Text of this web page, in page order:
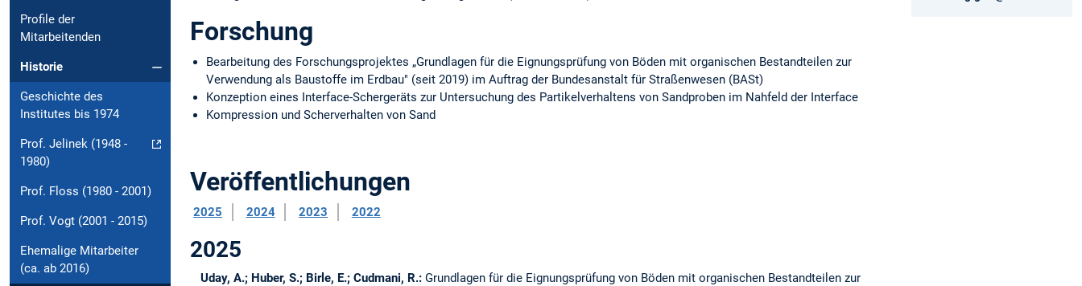
Profile der
Mitarbeitenden
Historie
Geschichte des
Institutes bis 1974
Prof. Jelinek (1948 -
1980)
Prof. Floss (1980 - 2001)
Prof. Vogt (2001 - 2015)
Ehemalige Mitarbeiter
(ca. ab 2016)
Forschung
Bearbeitung des Forschungsprojektes „Grundlagen für die Eignungsprüfung von Böden mit organischen Bestandteilen zur
Verwendung als Baustoffe im Erdbau" (seit 2019) im Auftrag der Bundesanstalt für Straßenwesen (BASt)
Konzeption eines Interface-Schergeräts zur Untersuchung des Partikelverhaltens von Sandproben im Nahfeld der Interface
Kompression und Scherverhalten von Sand
Veröffentlichungen
2025 2024 2023 2022
2025
Uday, A.; Huber, S.; Birle, E.; Cudmani, R.: Grundlagen für die Eignungsprüfung von Böden mit organischen Bestandteilen zur